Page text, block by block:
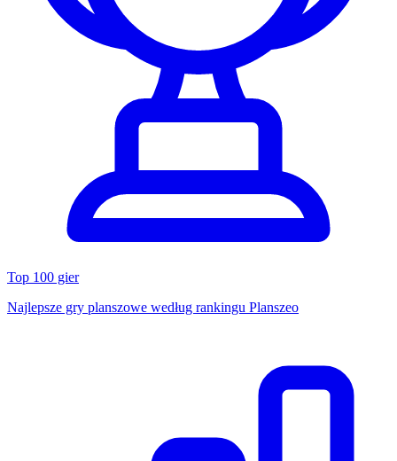
Top 100 gier
Najlepsze gry planszowe według rankingu Planszeo